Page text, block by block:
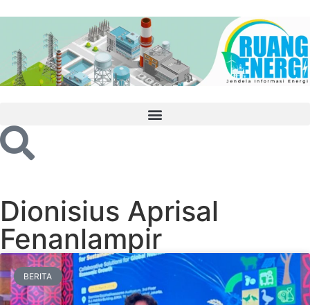
Dionisius Aprisal
Fenanlampir
BERITA